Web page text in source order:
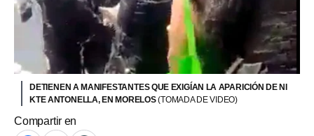
DETIENEN A MANIFESTANTES QUE EXIGÍAN LA APARICIÓN DE NI
KTE ANTONELLA, EN MORELOS(TOMADA DE VIDEO)
Compartir en